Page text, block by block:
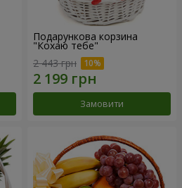
Подарункова корзина
"Кохаю тебе"
2 443 грн
Замовити